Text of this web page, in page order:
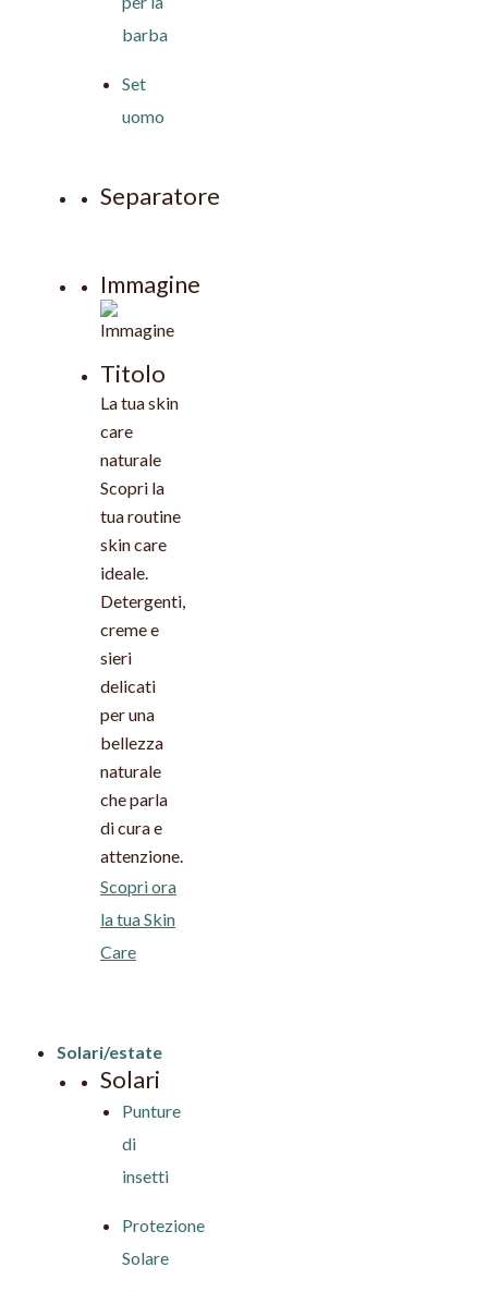
barba
Set
uomo
Separatore
Immagine
Titolo
La tua skin
care
naturale
Scopri la
tua routine
skin care
ideale.
Detergenti,
creme e
sieri
delicati
per una
bellezza
naturale
che parla
di cura e
attenzione.
Scopri ora
la tua Skin
Care
Solari/estate
Solari
Punture
di
insetti
Protezione
Solare